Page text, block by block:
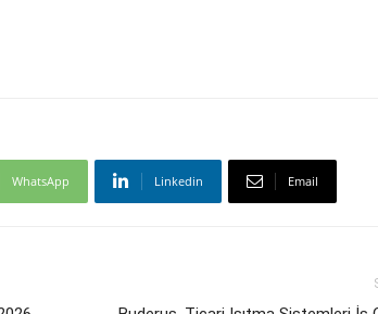
WhatsApp Linkedin Email